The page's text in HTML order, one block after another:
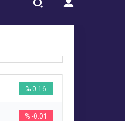
% 0.16
% -0.01